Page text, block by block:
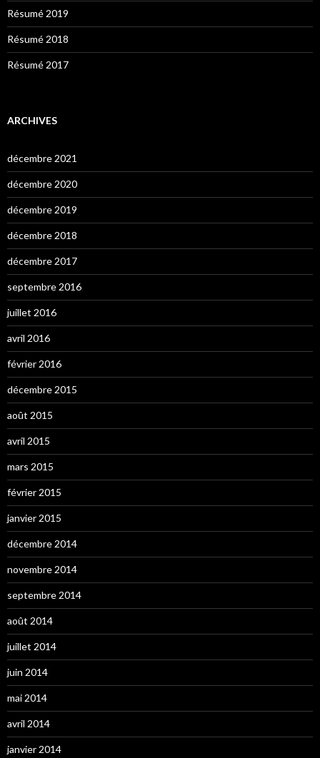
Résumé 2019
Résumé 2018
Résumé 2017
ARCHIVES
décembre 2021
décembre 2020
décembre 2019
décembre 2018
décembre 2017
septembre 2016
juillet 2016
avril 2016
février 2016
décembre 2015
août 2015
avril 2015
mars 2015
février 2015
janvier 2015
décembre 2014
novembre 2014
septembre 2014
août 2014
juillet 2014
juin 2014
mai 2014
avril 2014
janvier 2014